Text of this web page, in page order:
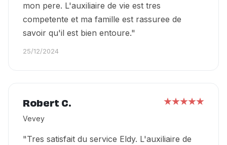
mon pere. L'auxiliaire de vie est tres
competente et ma famille est rassuree de
savoir qu'il est bien entoure."
25/12/2024
Robert C.
Vevey
"Tres satisfait du service Eldy. L'auxiliaire de